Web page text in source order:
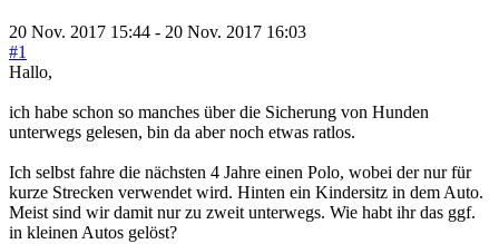
20 Nov. 2017 15:44 - 20 Nov. 2017 16:03
#1
Hallo,
ich habe schon so manches über die Sicherung von Hunden
unterwegs gelesen, bin da aber noch etwas ratlos.
Ich selbst fahre die nächsten 4 Jahre einen Polo, wobei der nur für
kurze Strecken verwendet wird. Hinten ein Kindersitz in dem Auto.
Meist sind wir damit nur zu zweit unterwegs. Wie habt ihr das ggf.
in kleinen Autos gelöst?